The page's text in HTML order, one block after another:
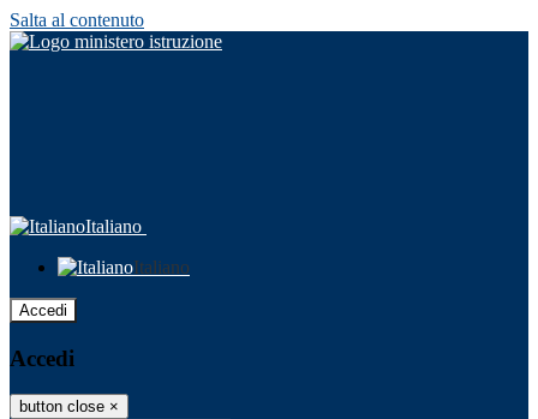
Salta al contenuto
Italiano
Italiano
Accedi
Accedi
button close ×